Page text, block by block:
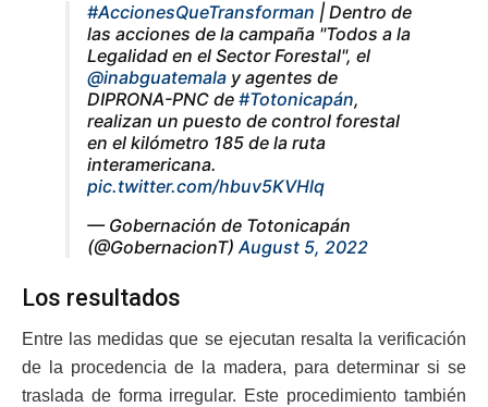
#AccionesQueTransforman | Dentro de
las acciones de la campaña "Todos a la
Legalidad en el Sector Forestal", el
@inabguatemala y agentes de
DIPRONA-PNC de #Totonicapán,
realizan un puesto de control forestal
en el kilómetro 185 de la ruta
interamericana.
pic.twitter.com/hbuv5KVHlq
— Gobernación de Totonicapán
(@GobernacionT)August 5, 2022
Los resultados
Entre las medidas que se ejecutan resalta la verificación
de la procedencia de la madera, para determinar si se
traslada de forma irregular. Este procedimiento también